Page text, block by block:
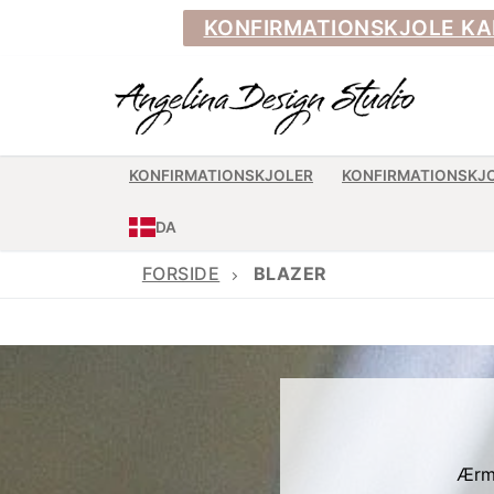
KONFIRMATIONSKJOLE
KONFIRMATIONSKJOLER
DA
FORSIDE BLAZER